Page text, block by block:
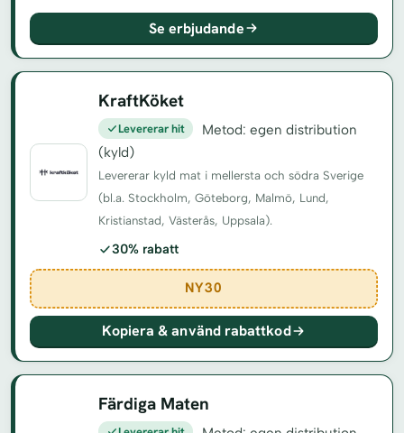
Se erbjudande
KraftKöket
Levererar hit
Metod: egen distribution
(kyld)
Levererar kyld mat i mellersta och södra Sverige
(bl.a. Stockholm, Göteborg, Malmö, Lund,
Kristianstad, Västerås, Uppsala).
30% rabatt
NY30
Kopiera & använd rabattkod
Färdiga Maten